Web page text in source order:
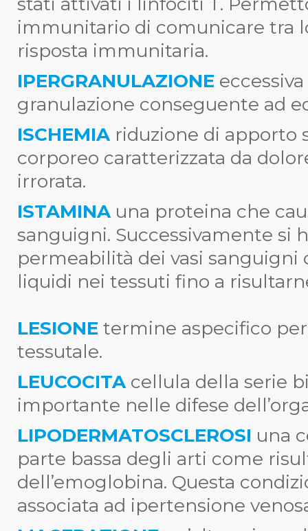
immunitario di comunicare tra
risposta immunitaria.
IPERGRANULAZIONE
granulazione conseguente ad
ISCHEMIA riduzione di apporto
corporeo caratterizzata da
irrorata.
ISTAMINA una proteina che
sanguigni. Successivamente si
permeabilità dei vasi sanguigni
liquidi nei tessuti fino a
LESIONE termine aspecifico
tessutale.
LEUCOCITA cellula della serie
importante nelle difese
LIPODERMATOSCLEROSI una
parte bassa degli arti come
dell’emoglobina. Questa
associata ad ipertensione